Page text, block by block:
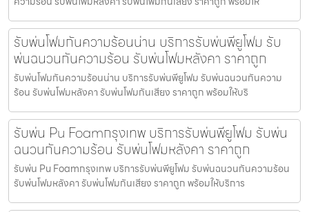
รับพ่นโฟมกันความร้อนน่าน บริการรับพ่นพียูโฟม รับ
พ่นฉนวนกันความร้อน รับพ่นโฟมหลังคา ราคาถูก
รับพ่นโฟมกันความร้อนน่าน บริการรับพ่นพียูโฟม รับพ่นฉนวนกันความ
ร้อน รับพ่นโฟมหลังคา รับพ่นโฟมกันเสียง ราคาถูก พร้อมให้บริ
รับพ่น Pu Foamกรุงเทพ บริการรับพ่นพียูโฟม รับพ่น
ฉนวนกันความร้อน รับพ่นโฟมหลังคา ราคาถูก
รับพ่น Pu Foamกรุงเทพ บริการรับพ่นพียูโฟม รับพ่นฉนวนกันความร้อน
รับพ่นโฟมหลังคา รับพ่นโฟมกันเสียง ราคาถูก พร้อมให้บริการ